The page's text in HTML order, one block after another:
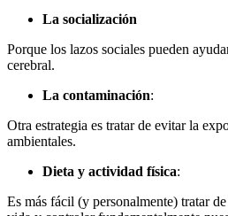
La socialización
Porque los lazos sociales pueden
cerebral.
La contaminación:
Otra estrategia es tratar de evitar la
ambientales.
Dieta y actividad física:
Es más fácil (y personalmente) tratar